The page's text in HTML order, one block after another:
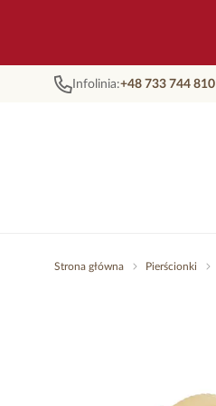
Infolinia:+48 733 744 810
Strona główna Pierścionki